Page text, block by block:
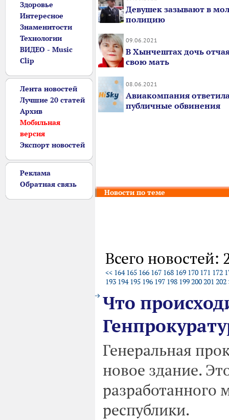
Здоровье
Интересное
Знаменитости
Технологии
ВИДЕО - Music
Clip
Лента новостей
Лучшие 20 статей
Архив
Мобильная
версия
Экспорт новостей
Реклама
Обратная связь
Девушек зазывают в
полицию
09.06.2021
В Хынчештах дочь
свою мать
08.06.2021
Авиакомпания
публичные обвинения
Новости по теме
Всего новостей:
<< 164 165 166 167 168 169 170 171 172
193 194 195 196 197 198 199200201 202
Что
Генеральная
новое здание.
разработанного
республики.